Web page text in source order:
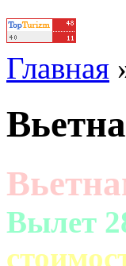
Главная
Вылет